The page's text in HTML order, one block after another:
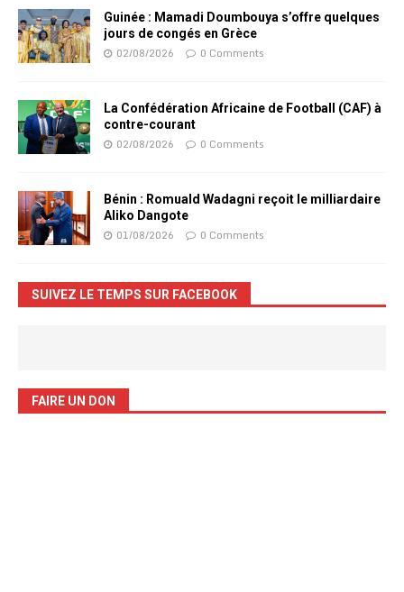
Guinée : Mamadi Doumbouya s’offre quelques
jours de congés en Grèce
02/08/2026 0 Comments
La Confédération Africaine de Football (CAF) à
contre-courant
02/08/2026 0 Comments
Bénin : Romuald Wadagni reçoit le milliardaire
Aliko Dangote
01/08/2026 0 Comments
SUIVEZ LE TEMPS SUR FACEBOOK
FAIRE UN DON